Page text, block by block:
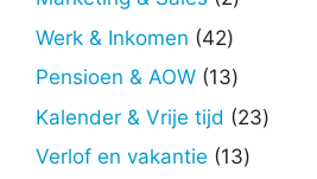
Werk & Inkomen 4242
producten
Pensioen & AOW 1313
producten
Kalender & Vrije tijd 2323
Verlof en vakantie 1313